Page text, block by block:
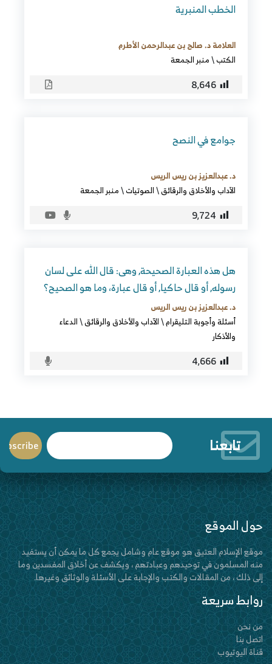
الخطب المنبرية
العلامة د. صالح بن عبدالرحمن الأطرم
الكتب\منبر الجمعة
8٬646
جوامع في النصح
د. عبدالعزيز بن ريس الريس
الآداب والأخلاق والرقائق\الصوتيات\منبر الجمعة
9٬724
هل هذه العبارة الصحيحة, وهى: قال الله على لسان
رسوله, أو قال حاكيا, أو قال عبارة، وما هو الصحيح؟
د. عبدالعزيز بن ريس الريس
أسئلة وأجوبة التليقرام\الآداب والأخلاق والرقائق\الدعاء
والأذكار
4٬666
تابعنا
حول الموقع
موقع الإسلام العتيق هو موقع عام وشامل يجمع كل ما يمكن أن يستفيد
منه المسلمون في توحيدهم وعبادتهم ، ويكشف عن أخلاق المفسدين وما
إلى ذلك ، من المقالات والكتب والإجابة على الأسئلة والوثائق وغيرها.
روابط سريعة
من نحن
اتصل بنا
قناة اليوتيوب